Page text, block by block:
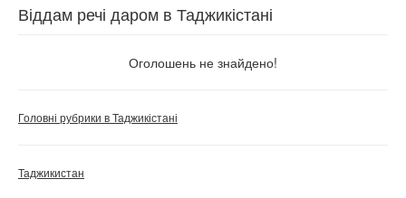
Віддам речі даром в Таджикістані
Оголошень не знайдено!
Головні рубрики в Таджикістані
Таджикистан